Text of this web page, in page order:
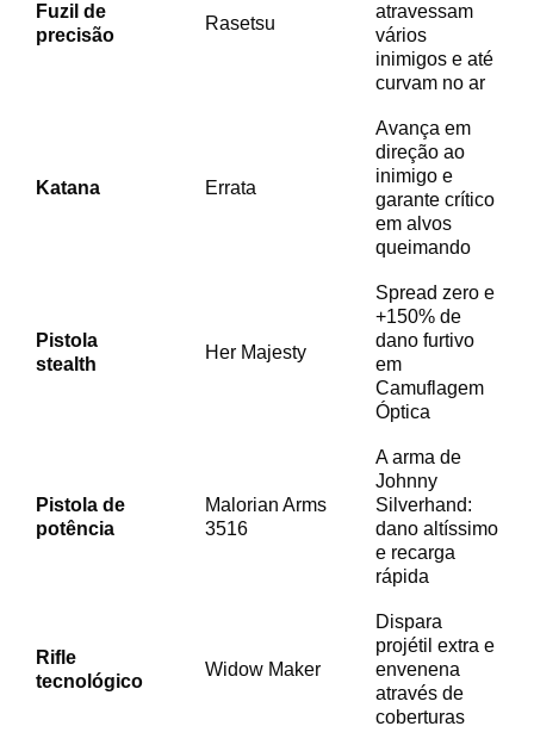
Fuzil de
precisão
Rasetsu
atravessam
vários
inimigos e até
curvam no ar
Katana Errata
Avança em
direção ao
inimigo e
garante crítico
em alvos
queimando
Pistola
stealth
Her Majesty
Spread zero e
+150% de
dano furtivo
em
Camuflagem
Óptica
Pistola de
potência
Malorian Arms
3516
A arma de
Johnny
Silverhand:
dano altíssimo
e recarga
rápida
Rifle
tecnológico
Widow Maker
Dispara
projétil extra e
envenena
através de
coberturas